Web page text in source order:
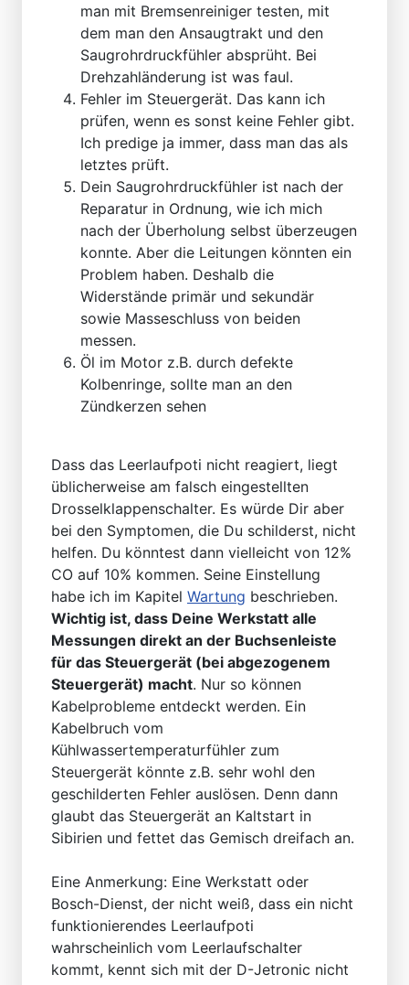
man mit Bremsenreiniger testen, mit
dem man den Ansaugtrakt und den
Saugrohrdruckfühler absprüht. Bei
Drehzahländerung ist was faul.
Fehler im Steuergerät. Das kann ich
prüfen, wenn es sonst keine Fehler gibt.
Ich predige ja immer, dass man das als
letztes prüft.
Dein Saugrohrdruckfühler ist nach der
Reparatur in Ordnung, wie ich mich
nach der Überholung selbst überzeugen
konnte. Aber die Leitungen könnten ein
Problem haben. Deshalb die
Widerstände primär und sekundär
sowie Masseschluss von beiden
messen.
Öl im Motor z.B. durch defekte
Kolbenringe, sollte man an den
Zündkerzen sehen
Dass das Leerlaufpoti nicht reagiert, liegt
üblicherweise am falsch eingestellten
Drosselklappenschalter. Es würde Dir aber
bei den Symptomen, die Du schilderst, nicht
helfen. Du könntest dann vielleicht von 12%
CO auf 10% kommen. Seine Einstellung
habe ich im Kapitel Wartung beschrieben.
Wichtig ist, dass Deine Werkstatt alle
Messungen direkt an der Buchsenleiste
für das Steuergerät (bei abgezogenem
Steuergerät) macht. Nur so können
Kabelprobleme entdeckt werden. Ein
Kabelbruch vom
Kühlwassertemperaturfühler zum
Steuergerät könnte z.B. sehr wohl den
geschilderten Fehler auslösen. Denn dann
glaubt das Steuergerät an Kaltstart in
Sibirien und fettet das Gemisch dreifach an.
Eine Anmerkung: Eine Werkstatt oder
Bosch-Dienst, der nicht weiß, dass ein nicht
funktionierendes Leerlaufpoti
wahrscheinlich vom Leerlaufschalter
kommt, kennt sich mit der D-Jetronic nicht